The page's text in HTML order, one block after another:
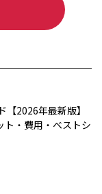
2026年最新版】
ト・費用・ベストシ